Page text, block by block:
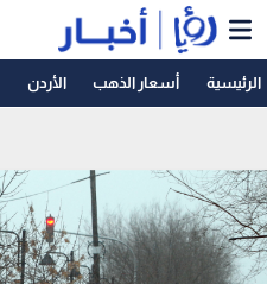
الرئيسية أسعار الذهب الأردن